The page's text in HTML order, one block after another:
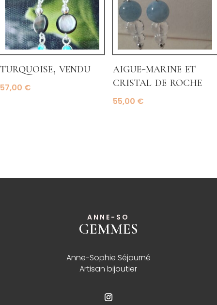
turquoise, vendu
57,00 €
aigue-marine et
cristal de roche
55,00 €
ANNE-SO
GEMMES
Anne-Sophie Séjourné
Artisan bijoutier